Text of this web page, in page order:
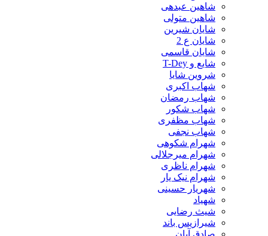
شاهین عبدهی
شاهین متولی
شایان شیرین
شایان ع 2
شایان قاسمی
شایع و T-Dey
شروین شایا
شهاب اکبری
شهاب رمضان
شهاب شکور
شهاب مظفری
شهاب نجفی
شهرام شکوهی
شهرام میرجلالی
شهرام ناظری
شهرام نیک یار
شهریار حسینی
شهیاد
شیث رضایی
شیرازیس باند
صادق آبان